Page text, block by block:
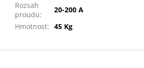
Rozsah
proudu:
20-200 A
Hmotnost: 45 Kg
Z